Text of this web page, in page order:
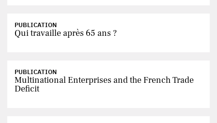
PUBLICATION
Qui travaille après 65 ans ?
PUBLICATION
Multinational Enterprises and the French Trade
Deficit